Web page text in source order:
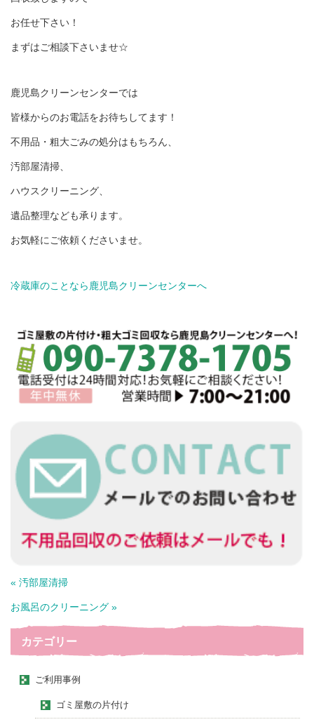
お任せ下さい！
まずはご相談下さいませ☆
鹿児島クリーンセンターでは
皆様からのお電話をお待ちしてます！
不用品・粗大ごみの処分はもちろん、
汚部屋清掃、
ハウスクリーニング、
遺品整理なども承ります。
お気軽にご依頼くださいませ。
冷蔵庫のことなら鹿児島クリーンセンターへ
« 汚部屋清掃
お風呂のクリーニング »
カテゴリー
ご利用事例
ゴミ屋敷の片付け